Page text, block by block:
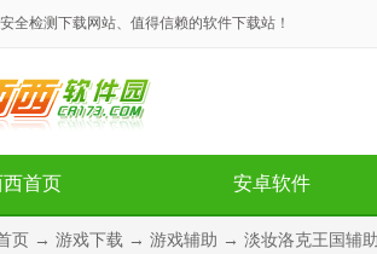
全检测下载网站、值得信赖的软件下载站！
西首页 安卓软件
页 → 游戏下载 → 游戏辅助 → 淡妆洛克王国辅